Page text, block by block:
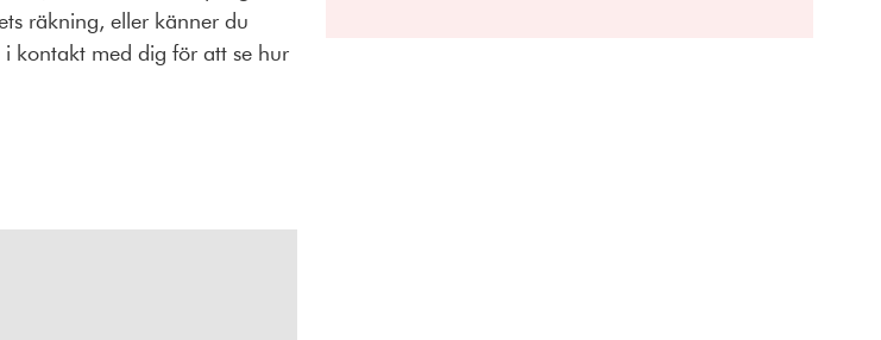
räkning, eller känner du
kontakt med dig för att se hur